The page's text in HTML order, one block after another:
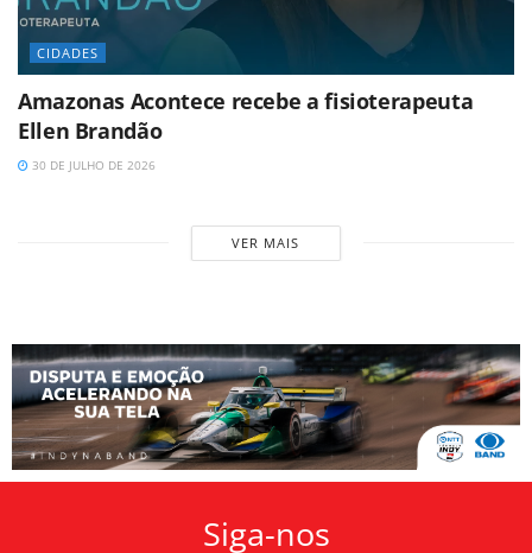
CIDADES
Amazonas Acontece recebe a fisioterapeuta
Ellen Brandão
30 DE JULHO DE 2026
VER MAIS
Siga-nos